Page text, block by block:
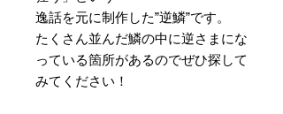
逸話を元に制作した”逆鱗”です。
たくさん並んだ鱗の中に逆さまにな
っている箇所があるのでぜひ探して
みてください！